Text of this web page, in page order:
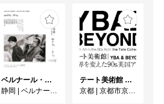
ベルナール・ビュフェと写真 ーカメラがとらえたビュフェとその時代、そして21 世紀へ
静岡 | ベルナール・ビュフェ美術館
テート美術館 ― YBA & BEYOND 世界を変えた90s英国アート
京都 | 京都市京セラ美術館